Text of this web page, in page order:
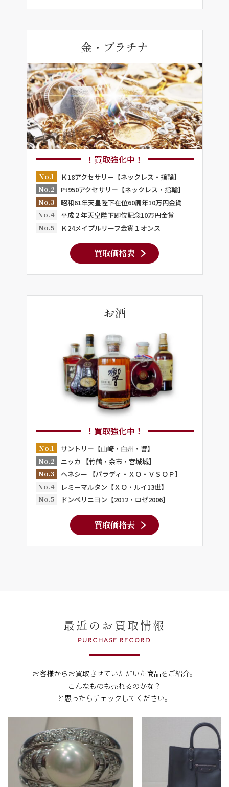
金・プラチナ
！買取強化中！
No.1
Ｋ18アクセサリー【ネックレス・指輪】
No.2
Pt950アクセサリー【ネックレス・指輪】
No.3
昭和61年天皇陛下在位60周年10万円金貨
No.4
平成２年天皇陛下即位記念10万円金貨
No.5
Ｋ24メイプルリーフ金貨１オンス
買取価格表
お酒
！買取強化中！
No.1
サントリー【山崎・白州・響】
No.2
ニッカ 【竹鶴・余市・宮城城】
No.3
ヘネシー 【パラディ・ＸＯ・ＶＳＯＰ】
No.4
レミーマルタン【ＸＯ・ルイ13世】
No.5
ドンペリニヨン【2012・ロゼ2006】
買取価格表
最近のお買取情報
PURCHASE RECORD
お客様からお買取させていただいた商品をご紹介。
こんなものも売れるのかな？
と思ったらチェックしてください。